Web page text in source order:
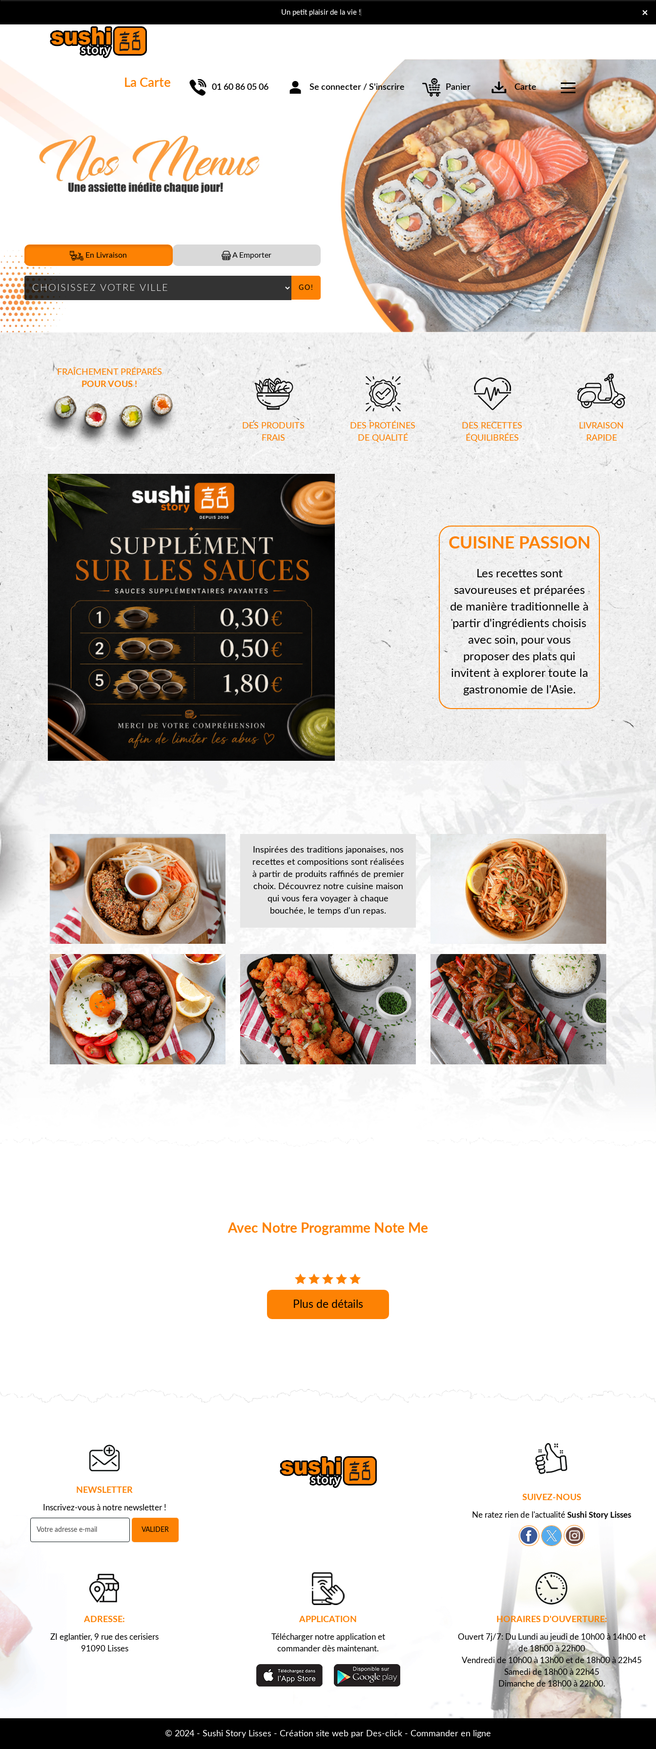
×
Un petit plai
La Carte 01 60 86 05 06 Se connecter / S'inscrire Panier Carte
x
En Livraison A Emporter
GO!
FRAÎCHEMENT PRÉPARÉS
POUR VOUS !
DES PRODUITS
FRAIS
DES PROTÉINES
DE QUALITÉ
DES RECETTES
ÉQUILIBRÉES
LIVRAISON
RAPIDE
CUISINE PASSION
Les recettes sont
savoureuses et préparées
de manière traditionnelle à
partir d'ingrédients choisis
avec soin, pour vous
proposer des plats qui
invitent à explorer toute la
gastronomie de l'Asie.
Inspirées des traditions japonaises, nos
recettes et compositions sont réalisées
à partir de produits raffinés de premier
choix. Découvrez notre cuisine maison
qui vous fera voyager à chaque
bouchée, le temps d'un repas.
Avec Notre Programme Note Me
Plus de détails
NEWSLETTER
Inscrivez-vous à notre newsletter !
VALIDER
SUIVEZ-NOUS
Ne ratez rien de l'actualité Sushi Story Lisses
ADRESSE:
ZI eglantier, 9 rue des cerisiers
91090 Lisses
APPLICATION
Télécharger notre application et
commander dès maintenant.
HORAIRES D'OUVERTURE:
Ouvert 7j/7: Du Lundi au jeudi de 10h00 à 14h00 et
de 18h00 à 22h00
Vendredi de 10h00 à 13h00 et de 18h00 à 22h45
Samedi de 18h00 à 22h45
Dimanche de 18h00 à 22h00.
© 2024 - Sushi Story Lisses - Création site web par Des-click - Commander en ligne